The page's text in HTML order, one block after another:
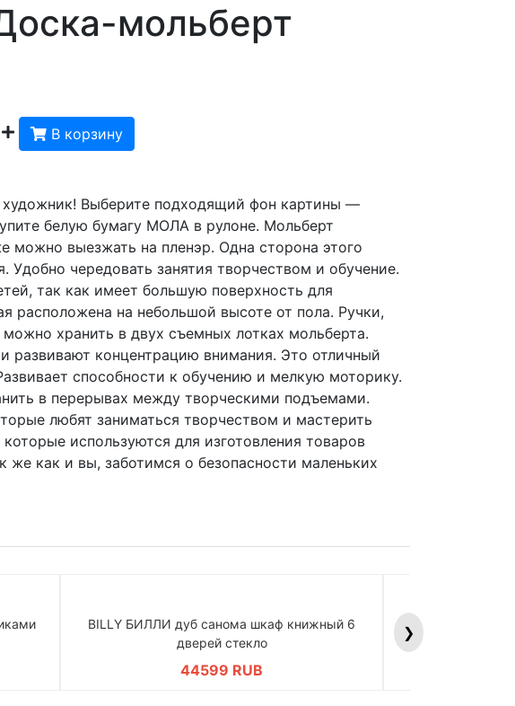
мольберт
В корзину
художник! Выберите подходящий фон картины —
белую бумагу МОЛА в рулоне. Мольберт
можно выезжать на пленэр. Одна сторона этого
Удобно чередовать занятия творчеством и обучение.
так как имеет большую поверхность для
расположена на небольшой высоте от пола. Ручки,
хранить в двух съемных лотках мольберта.
развивают концентрацию внимания. Это отличный
способности к обучению и мелкую моторику.
в перерывах между творческими подъемами.
любят заниматься творчеством и мастерить
используются для изготовления товаров
как и вы, заботимся о безопасности маленьких
BILLY БИЛЛИ дуб санома шкаф книжный 6
дверей стекло
44599 RUB
BILLY БИЛЛИ
❯